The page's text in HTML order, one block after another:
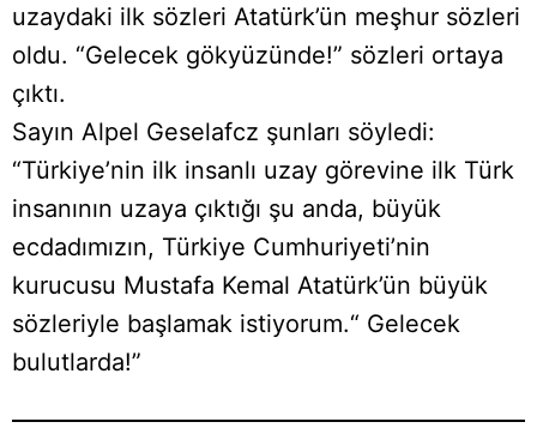
uzaydaki ilk sözleri Atatürk’ün meşhur sözleri
oldu. “Gelecek gökyüzünde!” sözleri ortaya
çıktı.
Sayın Alpel Geselafcz şunları söyledi:
“Türkiye’nin ilk insanlı uzay görevine ilk Türk
insanının uzaya çıktığı şu anda, büyük
ecdadımızın, Türkiye Cumhuriyeti’nin
kurucusu Mustafa Kemal Atatürk’ün büyük
sözleriyle başlamak istiyorum.“ Gelecek
bulutlarda!”